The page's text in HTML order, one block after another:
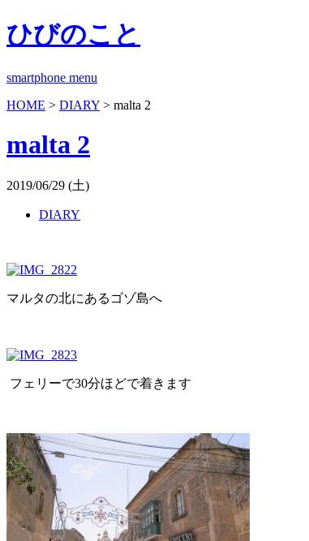
ひびのこと
smartphone menu
HOME > DIARY > malta 2
malta 2
2019/06/29 (土)
DIARY
マルタの北にあるゴゾ島へ
フェリーで30分ほどで着きます